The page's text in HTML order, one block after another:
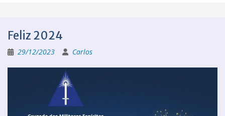
Feliz 2024
29/12/2023 Carlos